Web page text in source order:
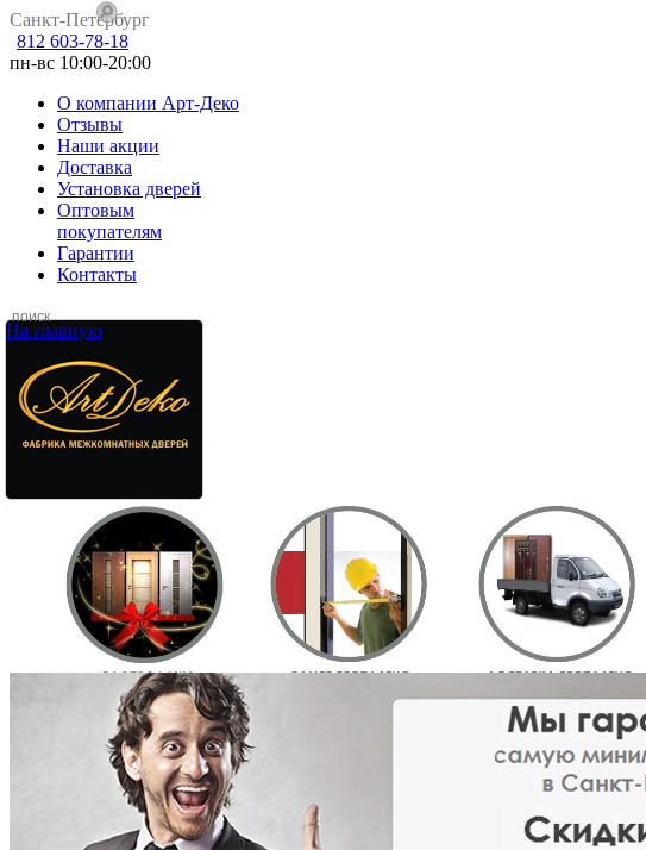
Санкт-Петербург
812 603-78-18
пн-вс 10:00-20:00
О компании Арт-Деко
Отзывы
Наши акции
Доставка
Установка дверей
Оптовым
покупателям
Гарантии
Контакты
На главную